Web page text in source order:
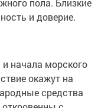
пола. Близкие
и доверие.
начала морского
окажут на
средства